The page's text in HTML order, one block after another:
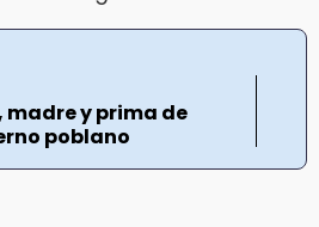
madre y prima de
poblano